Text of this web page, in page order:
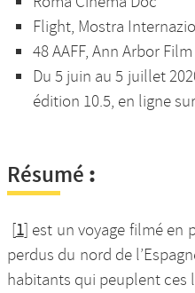
Flight, Mostra
48 AAFF, Ann Arbor
Du 5 juin au 5 juillet
édition 10.5, en ligne
Résumé :
[1] est un voyage filmé en
perdus du nord de
habitants qui peuplent ces